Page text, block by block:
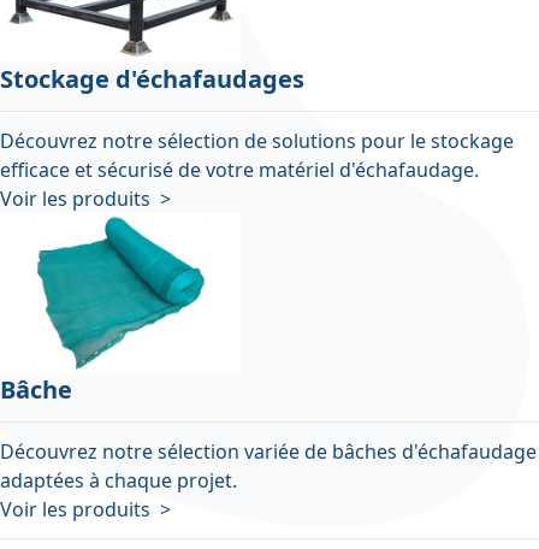
Stockage d'échafaudages
Découvrez notre sélection de solutions pour le stockage
efficace et sécurisé de votre matériel d'échafaudage.
Voir les produits >
Bâche
Découvrez notre sélection variée de bâches d'échafaudage
adaptées à chaque projet.
Voir les produits >